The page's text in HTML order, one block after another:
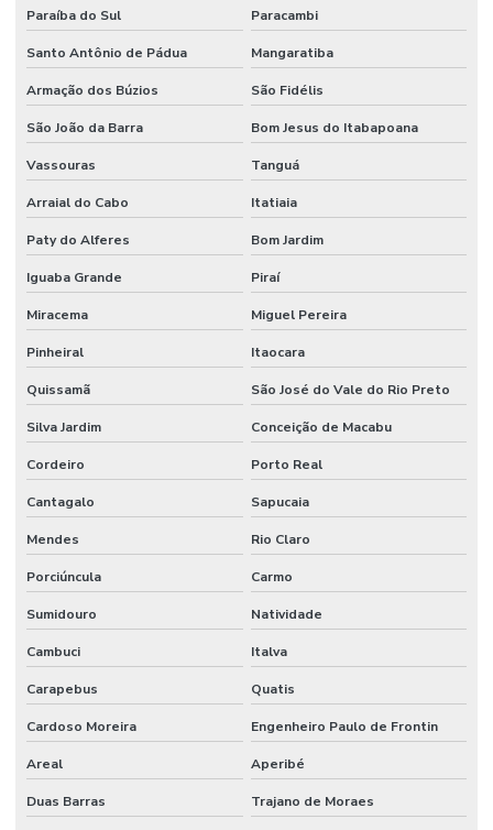
Paraíba do Sul Paracambi
Santo Antônio de Pádua Mangaratiba
Armação dos Búzios São Fidélis
São João da Barra Bom Jesus do Itabapoana
Vassouras Tanguá
Arraial do Cabo Itatiaia
Paty do Alferes Bom Jardim
Iguaba Grande Piraí
Miracema Miguel Pereira
Pinheiral Itaocara
Quissamã São José do Vale do Rio Preto
Silva Jardim Conceição de Macabu
Cordeiro Porto Real
Cantagalo Sapucaia
Mendes Rio Claro
Porciúncula Carmo
Sumidouro Natividade
Cambuci Italva
Carapebus Quatis
Cardoso Moreira Engenheiro Paulo de Frontin
Areal Aperibé
Duas Barras Trajano de Moraes